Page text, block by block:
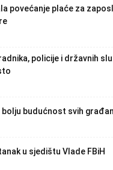
povećanje plaće za
policije i državnih
bolju budućnost svih
u sjedištu Vlade FBiH